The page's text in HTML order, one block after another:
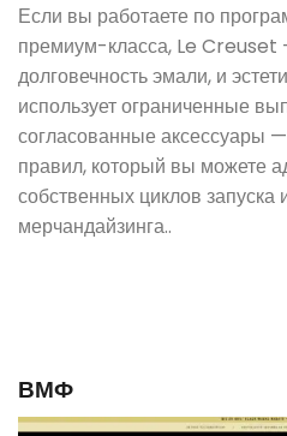
Если вы работаете по
премиум-класса, Le Creuset
долговечность эмали, и
использует ограниченные
согласованные аксессуары
правил, который вы можете
собственных циклов запуска
мерчандайзинга..
ВМФ